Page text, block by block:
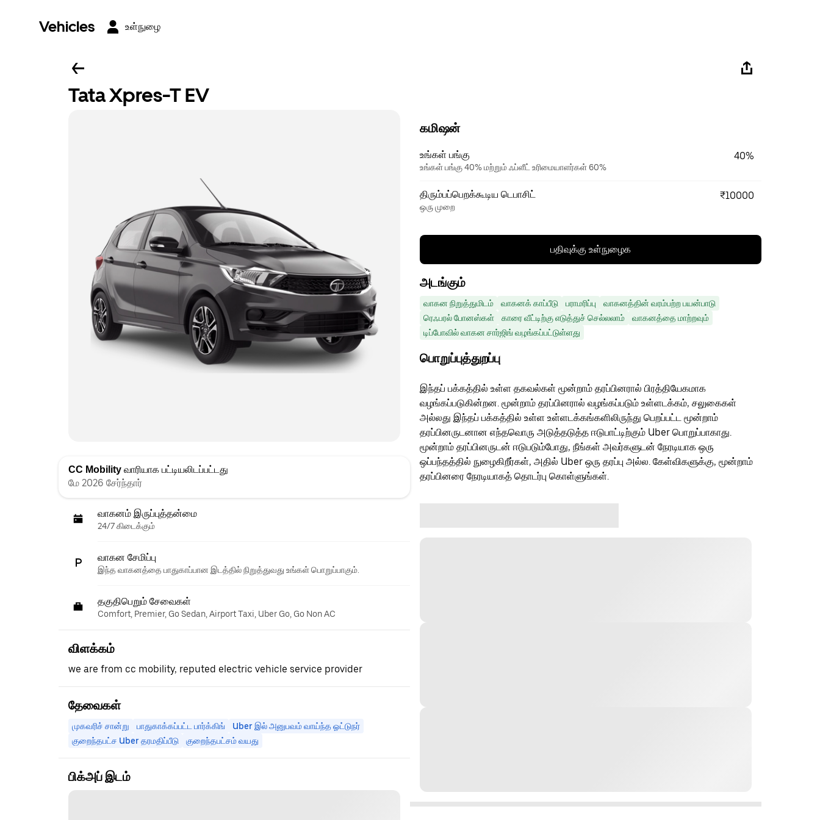
Vehicles உள்நுழை
Tata Xpres-T EV
CC Mobility வாரியாக பட்டியலிடப்பட்டது
மே 2026 சேர்ந்தார்
வாகனம் இருப்புத்தன்மை
24/7 கிடைக்கும்
வாகன சேமிப்பு
இந்த வாகனத்தை பாதுகாப்பான இடத்தில் நிறுத்துவது உங்கள் பொறுப்பாகும்.
தகுதிபெறும் சேவைகள்
Comfort, Premier, Go Sedan, Airport Taxi, Uber Go, Go Non AC
விளக்கம்
we are from cc mobility, reputed electric vehicle service provider
தேவைகள்
முகவரிச் சான்று பாதுகாக்கப்பட்ட பார்க்கிங்
Uber இல் அனுபவம் வாய்ந்த ஓட்டுநர்
குறைந்தபட்ச Uber தரமதிப்பீடு
குறைந்தபட்சம் வயது
பிக்அப் இடம்
கமிஷன்
உங்கள் பங்கு
உங்கள் பங்கு 40% மற்றும் ஃப்ளீட் உரிமையாளர்கள் 60%
40%
திரும்பப்பெறக்கூடிய டெபாசிட்
ஒரு முறை
₹10000
பதிவுக்கு உள்நுழைக
அடங்கும்
வாகன நிறுத்துமிடம் வாகனக் காப்பீடு பராமரிப்பு
வாகனத்தின் வரம்பற்ற பயன்பாடு
ரெஃபரல் போனஸ்கள்
காரை வீட்டிற்கு எடுத்துச் செல்லலாம்
வாகனத்தை மாற்றவும்
டிப்போவில் வாகன சார்ஜிங் வழங்கப்பட்டுள்ளது
பொறுப்புத்துறப்பு
இந்தப் பக்கத்தில் உள்ள தகவல்கள் மூன்றாம் தரப்பினரால் பிரத்தியேகமாக
வழங்கப்படுகின்றன. மூன்றாம் தரப்பினரால் வழங்கப்படும் உள்ளடக்கம், சலுகைகள்
அல்லது இந்தப் பக்கத்தில் உள்ள உள்ளடக்கங்களிலிருந்து பெறப்பட்ட மூன்றாம்
தரப்பினருடனான எந்தவொரு அடுத்தடுத்த ஈடுபாட்டிற்கும் Uber பொறுப்பாகாது.
மூன்றாம் தரப்பினருடன் ஈடுபடும்போது, நீங்கள் அவர்களுடன் நேரடியாக ஒரு
ஒப்பந்தத்தில் நுழைகிறீர்கள், அதில் Uber ஒரு தரப்பு அல்ல. கேள்விகளுக்கு, மூன்றாம்
தரப்பினரை நேரடியாகத் தொடர்பு கொள்ளுங்கள்.